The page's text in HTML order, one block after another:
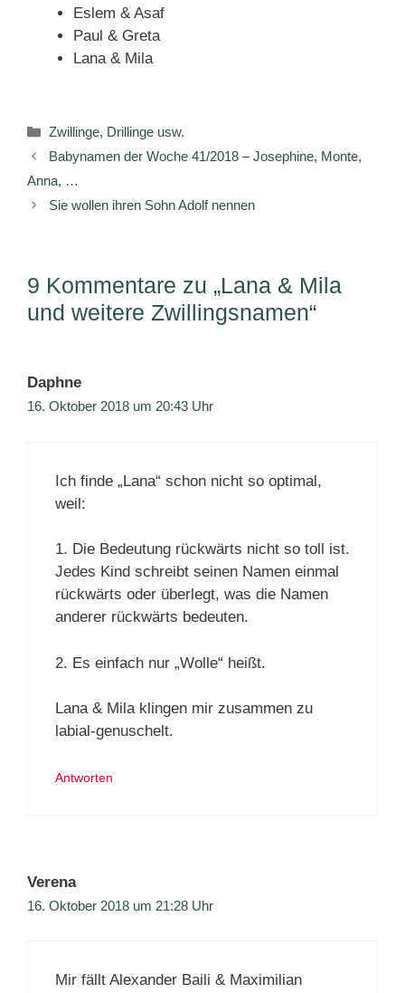
Eslem & Asaf
Paul & Greta
Lana & Mila
Kategorien
Zwillinge, Drillinge usw.
Babynamen der Woche 41/2018 – Josephine, Monte,
Anna, …
Sie wollen ihren Sohn Adolf nennen
9 Kommentare zu „Lana & Mila
und weitere Zwillingsnamen“
Daphne
16. Oktober 2018 um 20:43 Uhr
Ich finde „Lana“ schon nicht so optimal,
weil:
1. Die Bedeutung rückwärts nicht so toll ist.
Jedes Kind schreibt seinen Namen einmal
rückwärts oder überlegt, was die Namen
anderer rückwärts bedeuten.
2. Es einfach nur „Wolle“ heißt.
Lana & Mila klingen mir zusammen zu
labial-genuschelt.
Antworten
Verena
16. Oktober 2018 um 21:28 Uhr
Mir fällt Alexander Baili & Maximilian